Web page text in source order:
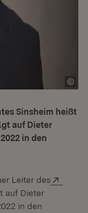
Sinsheim heißt
auf Dieter
in den
Leiter des
neuem Fenster)
auf Dieter
in den